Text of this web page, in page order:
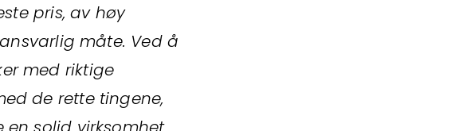
pris, av høy
måte. Ved å
med riktige
de rette tingene,